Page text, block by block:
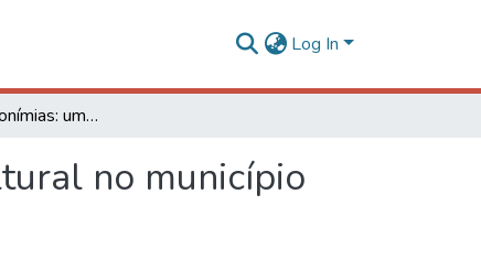
Log In
Memória e toponímias: uma análise da paisagem cultural no município de Ubá - MG
no município